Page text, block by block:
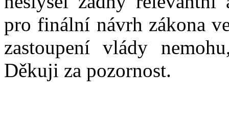
pro finální návrh zákona
zastoupení vlády
Děkuji za pozornost.